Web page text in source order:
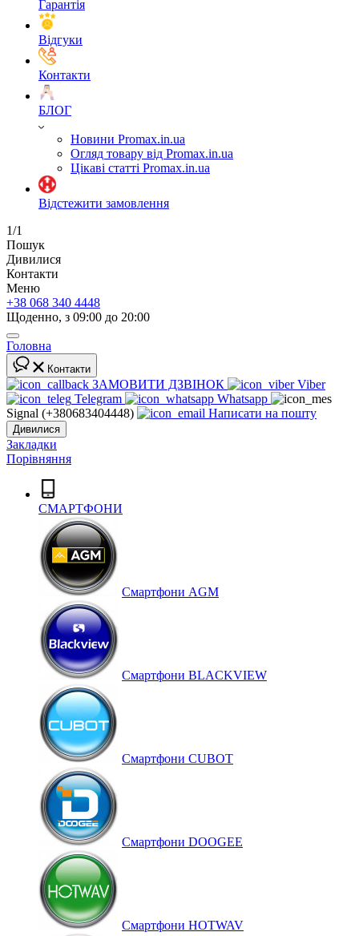
Гарантія
Відгуки
Контакти
БЛОГ
Новини Promax.in.ua
Огляд товару від Promax.in.ua
Цікаві статті Promax.in.ua
Відстежити замовлення
1/1
Пошук
Дивилися
Контакти
Меню
+38 068 340 4448
Щоденно, з 09:00 до 20:00
Головна
Контакти
ЗАМОВИТИ ДЗВІНОК
Viber
Telegram
Whatsapp
Signal (+380683404448)
Написати на пошту
Дивилися
Закладки
Порівняння
СМАРТФОНИ
Cмартфони AGM
Смартфони BLACKVIEW
Смартфони CUBOT
Смартфони DOOGEE
Смартфони HOTWAV